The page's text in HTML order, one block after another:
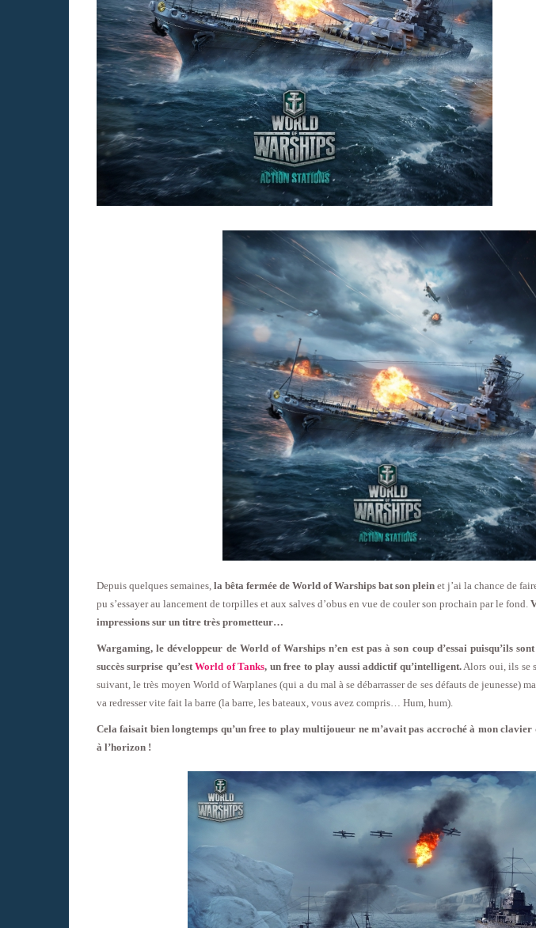
Depuis quelques semaines, la bêta fermée de World of Warships bat son plein et j’ai la chance de
pu s’essayer au lancement de torpilles et aux salves d’obus en vue de couler son prochain par le fond.
impressions sur un titre très prometteur…
Wargaming, le développeur de World of Warships n’en est pas à son coup d’essai puisqu’ils
succès surprise qu’estWorld of Tanks, un free to play aussi addictif qu’intelligent.Alors oui, ils se
suivant, le très moyen World of Warplanes (qui a du mal à se débarrasser de ses défauts de jeunesse)
va redresser vite fait la barre (la barre, les bateaux, vous avez compris… Hum, hum).
Cela faisait bien longtemps qu’un free to play multijoueur ne m’avait pas accroché à mon
à l’horizon !